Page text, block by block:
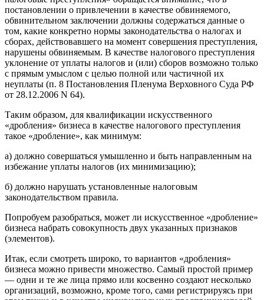
постановлении о привлечении в качестве обвиняемого,
обвинительном заключении должны содержаться данные о
том, какие конкретно нормы законодательства о налогах и
сборах, действовавшего на момент совершения преступления,
нарушены обвиняемым. В качестве налогового преступления
уклонение от уплаты налогов и (или) сборов возможно только
с прямым умыслом с целью полной или частичной их
неуплаты (п. 8 Постановления Пленума Верховного Суда РФ
от 28.12.2006 N 64).
Таким образом, для квалификации искусственного
«дробления» бизнеса в качестве налогового преступления
такое «дробление», как минимум:
а) должно совершаться умышленно и быть направленным на
избежание уплаты налогов (их минимизацию);
б) должно нарушать установленные налоговым
законодательством правила.
Попробуем разобраться, может ли искусственное «дробление»
бизнеса набрать совокупность двух указанных признаков
(элементов).
Итак, если смотреть широко, то вариантов «дробления»
бизнеса можно привести множество. Самый простой пример
— одни и те же лица прямо или косвенно создают несколько
организаций, возможно, кроме того, сами регистрируясь при